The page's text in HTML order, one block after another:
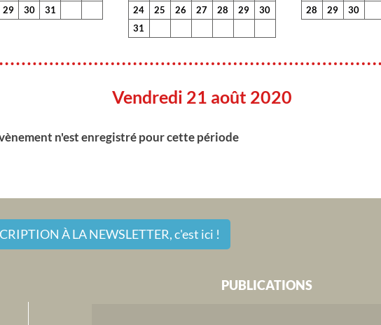
29 30 31
24
25 26 27 28 29
30
31
28
29 30
Vendredi 21 août 2020
n'est enregistré pour cette période
À LA NEWSLETTER,c'est ici !
PUBLICATIONS